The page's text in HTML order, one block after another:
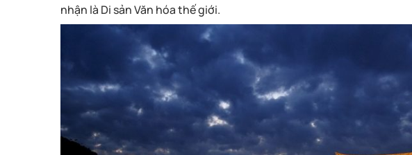
nhận là Di sản Văn hóa thế giới.